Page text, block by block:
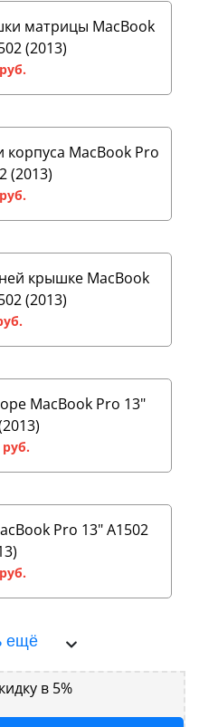
матрицы MacBook
(2013)
MacBook Pro
(2013)
крышке MacBook
(2013)
MacBook Pro 13"
руб.
Pro 13" A1502
ещё
в 5%